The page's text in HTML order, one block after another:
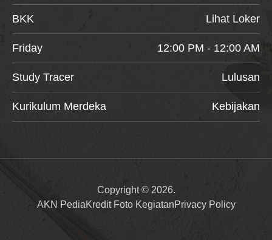
BKK Lihat Loker
Friday 12:00 PM - 12:00 AM
Study Tracer Lulusan
Kurikulum Merdeka Kebijakan
Copyright © 2026.
AKN PediaKredit Foto KegiatanPrivacy Policy